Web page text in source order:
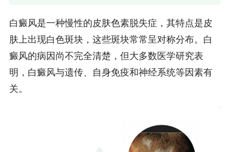
白癜风是一种慢性的皮肤色素脱失症，其特点是皮
肤上出现白色斑块，这些斑块常常呈对称分布。白
癜风的病因尚不完全清楚，但大多数医学研究表
明，白癜风与遗传、自身免疫和神经系统等因素有
关。